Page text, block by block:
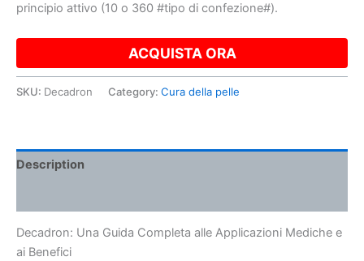
principio attivo (10 o 360 #tipo di confezione#).
ACQUISTA ORA
SKU: Decadron Category: Cura della pelle
Description
Decadron: Una Guida Completa alle Applicazioni Mediche e
ai Benefici